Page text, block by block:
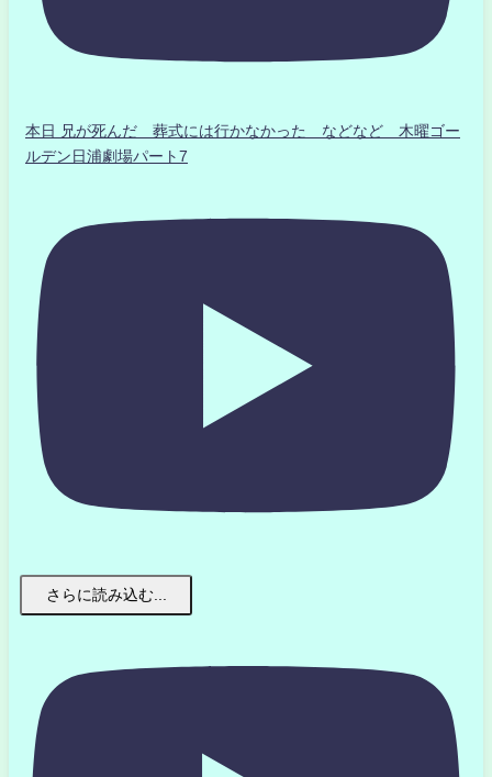
本日 兄が死んだ 葬式には行かなかった などなど 木曜ゴー
ルデン日浦劇場パート7
さらに読み込む...